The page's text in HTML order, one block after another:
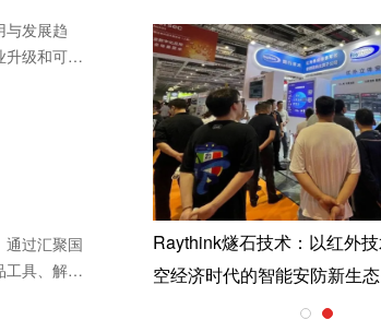
与发展趋
升级和可持
通过汇聚国
工具、解决
势。与此
急救援与医疗运
Raythink燧石技术：以红外
空经济时代的智能安防新生态